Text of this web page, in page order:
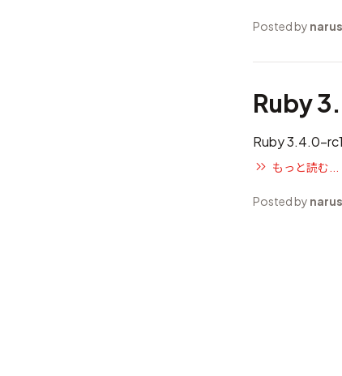
Posted by
Ruby
Ruby 3.4.0-rc1
もっと読む...
Posted by